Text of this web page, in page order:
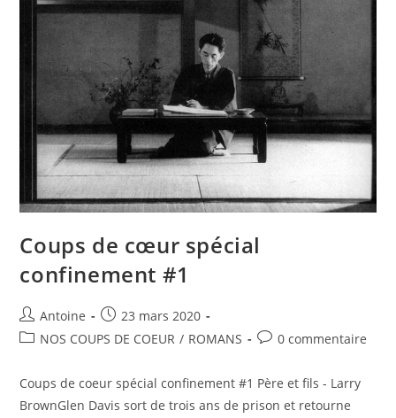
Coups de cœur spécial
confinement #1
Antoine
23 mars 2020
NOS COUPS DE COEUR / ROMANS 0 commentaire
Coups de coeur spécial confinement #1 Père et fils - Larry
BrownGlen Davis sort de trois ans de prison et retourne